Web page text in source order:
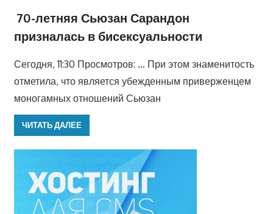
70-летняя Сьюзан Сарандон
призналась в бисексуальности
Сегодня, 11:30 Просмотров: … При этом знаменитость
отметила, что является убежденным приверженцем
моногамных отношений Сьюзан
ЧИТАТЬ ДАЛЕЕ